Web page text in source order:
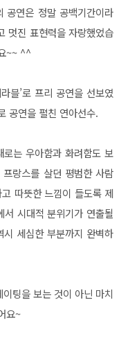
공연은 정말 공백기간이라
멋진 표현력을 자랑했었습
~~ ^^
블’로 프리 공연을 선보였
공연을 펼친 연아선수.
는 우아함과 화려함도 보
랑스를 살던 평범한 사람
따뜻한 느낌이 들도록 제
서 시대적 분위기가 연출될
세심한 부분까지 완벽하
팅을 보는 것이 아닌 마치
요~